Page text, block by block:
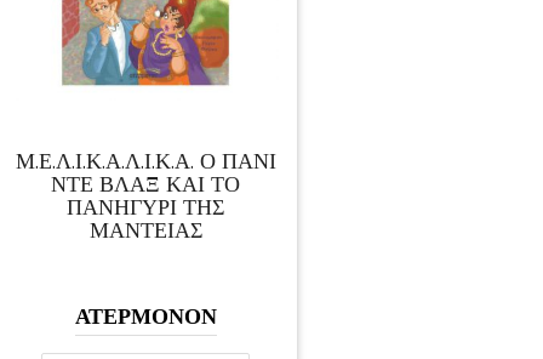
Μ.Ε.Λ.Ι.Κ.Α.Λ.Ι.Κ.Α. Ο ΠΑΝΙ
ΝΤΕ ΒΛΑΞ ΚΑΙ ΤΟ
ΠΑΝΗΓΥΡΙ ΤΗΣ
ΜΑΝΤΕΙΑΣ
ΑΤΕΡΜΟΝΟΝ